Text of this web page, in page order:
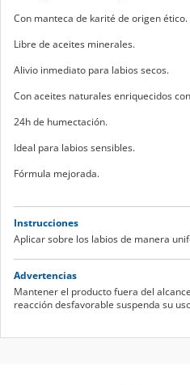
Con manteca de karité de origen ético.
Libre de aceites minerales.
Alivio inmediato para labios secos.
Con aceites naturales enriquecidos
24h de humectación.
Ideal para labios sensibles.
Fórmula mejorada.
Instrucciones
Aplicar sobre los labios de manera
Advertencias
Mantener el producto fuera del
reacción desfavorable suspenda su